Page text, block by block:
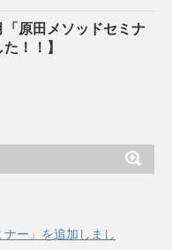
「原田メソッドセミナ
！！】
ナー」を追加しまし